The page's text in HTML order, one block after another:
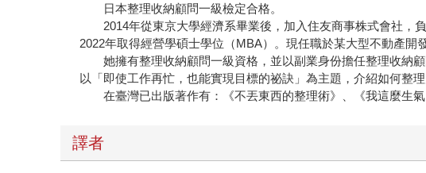
日本整理收納顧問一級檢定合格。
2014年從東京大學經濟系畢業後，加入住友商事株式會社，
2022年取得經營學碩士學位（MBA）。現任職於某大型不動產開
她擁有整理收納顧問一級資格，並以副業身份擔任整理收納顧
以「即使工作再忙，也能實現目標的祕訣」為主題，介紹如何整理
在臺灣已出版著作有：《不丟東西的整理術》、《我這麼生氣
譯者